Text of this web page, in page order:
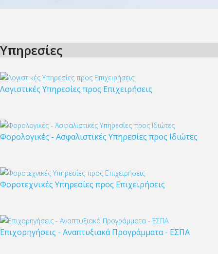
Υπηρεσίες
Λογιστικές Υπηρεσίες προς Επιχειρήσεις
Φορολογικές - Ασφαλιστικές Υπηρεσίες προς Ιδιώτες
Φοροτεχνικές Υπηρεσίες προς Επιχειρήσεις
Επιχορηγήσεις - Αναπτυξιακά Προγράμματα - ΕΣΠΑ